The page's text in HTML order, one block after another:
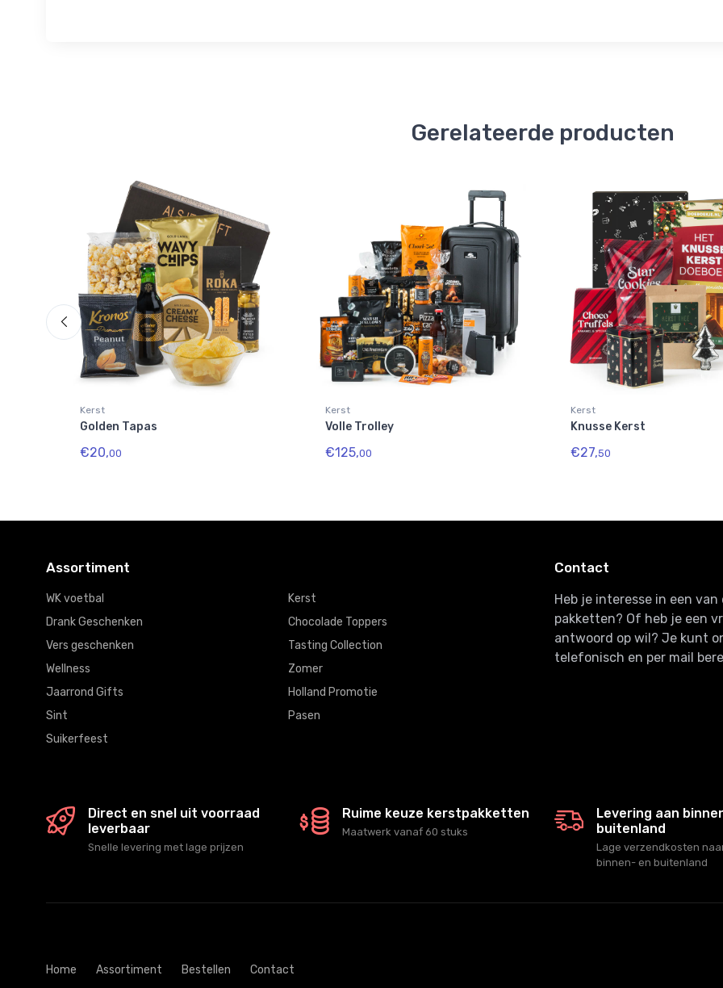
Gerelateerde producten
Kerst
Golden Tapas
€20,00
Kerst
Volle Trolley
€125,00
Kerst
Knusse Kerst
€27,50
Assortiment
WK voetbal
Kerst
Drank Geschenken
Chocolade Toppers
Vers geschenken
Tasting Collection
Wellness
Zomer
Jaarrond Gifts
Holland Promotie
Sint
Pasen
Suikerfeest
Contact
Heb je interesse in een van
pakketten? Of heb je een
antwoord op wil? Je kunt
telefonisch en per mail
Direct en snel uit voorraad
leverbaar
Snelle levering met lage prijzen
Ruime keuze kerstpakketten
Maatwerk vanaf 60 stuks
Levering aan
buitenland
Lage verzendkosten
binnen- en buitenland
Home Assortiment Bestellen Contact